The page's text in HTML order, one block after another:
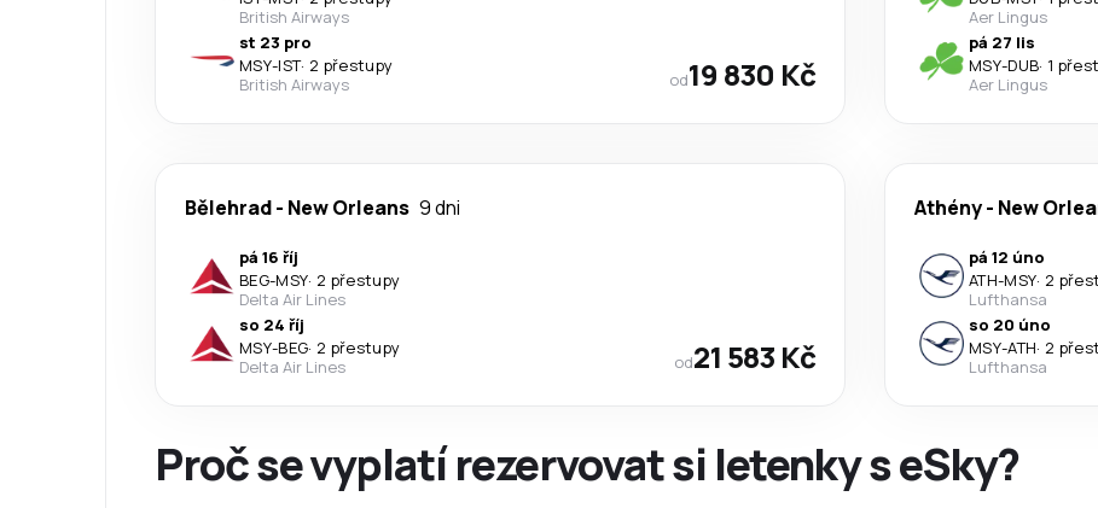
British Airways
st 23 pro
MSY-IST· 2 přestupy
British Airways
od19 830 Kč
Aer Lingus
pá 27 lis
MSY-DUB· 1
Aer Lingus
Bělehrad- New Orleans 9 dni
pá 16 říj
BEG-MSY· 2 přestupy
Delta Air Lines
so 24 říj
MSY-BEG· 2 přestupy
Delta Air Lines
od21 583 Kč
Athény- New
pá 12 úno
ATH-MSY· 2
Lufthansa
so 20 úno
MSY-ATH· 2
Lufthansa
Proč se vyplatí rezervovat si letenky s eSky?